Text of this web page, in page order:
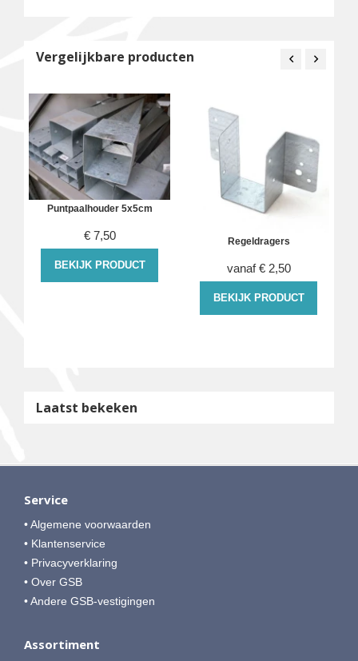
Vergelijkbare producten
Puntpaalhouder 5x5cm
€ 7,50
BEKIJK PRODUCT
Regeldragers
vanaf € 2,50
BEKIJK PRODUCT
Laatst bekeken
Service
• Algemene voorwaarden
• Klantenservice
• Privacyverklaring
• Over GSB
• Andere GSB-vestigingen
Assortiment